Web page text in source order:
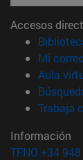
Accesos
Mi
Aula
Trabaja
Información
TFNO +34